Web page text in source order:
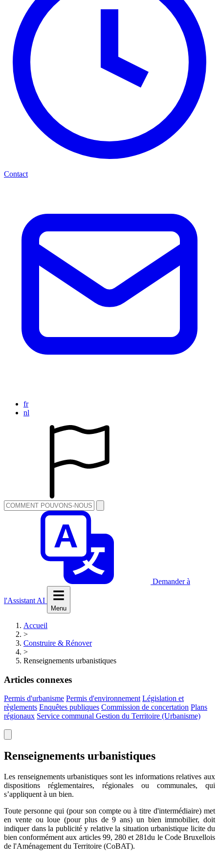
Contact
fr
nl
Demander à
l'Assistant AI
Menu
Accueil
>
Construire & Rénover
>
Renseignements urbanistiques
Articles connexes
Permis d'urbanisme Permis d'environnement Législation et
règlements Enquêtes publiques Commission de concertation Plans
régionaux Service communal Gestion du Territoire (Urbanisme)
Renseignements urbanistiques
Les renseignements urbanistiques sont les informations relatives aux
dispositions réglementaires, régionales ou communales, qui
s’appliquent à un bien.
Toute personne qui (pour son compte ou à titre d'intermédiaire) met
en vente ou loue (pour plus de 9 ans) un bien immobilier, doit
indiquer dans la publicité y relative la situation urbanistique licite du
bien conformément aux articles 99, 280 et 281du le Code Bruxellois
de l'Aménagement du Territoire (CoBAT).